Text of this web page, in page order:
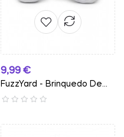
Preço
9,99 €
FuzzYard - Brinquedo De...